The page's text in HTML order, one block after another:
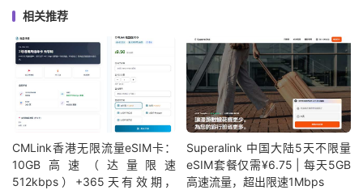
相关推荐
CMLink香港无限流量eSIM卡：
10GB高速（达量限速
512kbps）+365天有效期，
Superalink 中国大陆5天不限量
eSIM套餐仅需¥6.75 | 每天5GB
高速流量，超出限速1Mbps